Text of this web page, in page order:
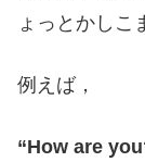
ょっとかしこ
例えば，
“How are